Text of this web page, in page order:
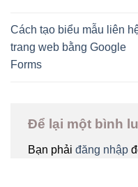
Cách tạo biểu mẫu liên
trang web bằng Google
Forms
Để lại một bình
Bạn phải đăng nhập